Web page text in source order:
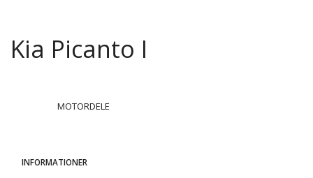
Kia Picanto I
MOTORDELE
INFORMATIONER